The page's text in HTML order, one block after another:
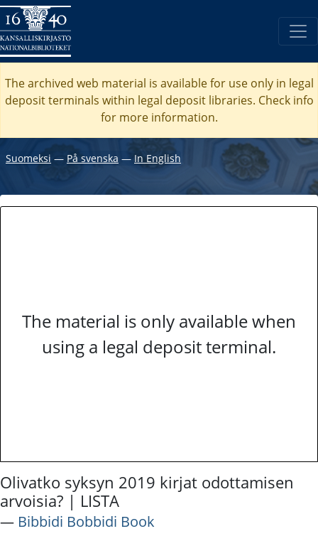
The archived web material is available for use only in legal
deposit terminals within legal deposit libraries. Check info
for more information.
Suomeksi ― På svenska ―In English
The material is only available when
using a legal deposit terminal.
Olivatko syksyn 2019 kirjat odottamisen
arvoisia? | LISTA
― Bibbidi Bobbidi Book